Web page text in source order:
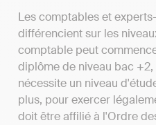
Les comptables et
différencient sur les
comptable peut
diplôme de niveau bac
nécessite un niveau
plus, pour exercer
doit être affilié à l'Ordre